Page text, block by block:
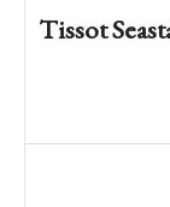
Tissot
10